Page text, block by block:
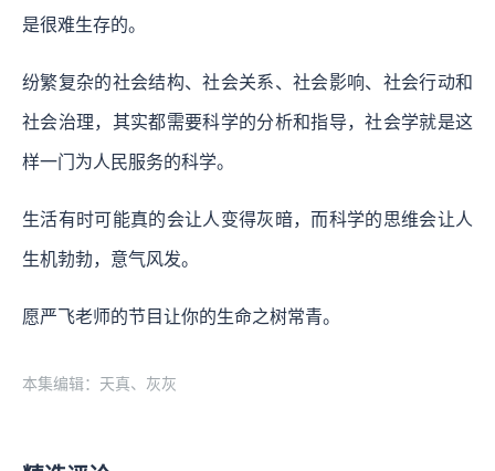
是很难生存的。
纷繁复杂的社会结构、社会关系、社会影响、社会行动和
社会治理，其实都需要科学的分析和指导，社会学就是这
样一门为人民服务的科学。
生活有时可能真的会让人变得灰暗，而科学的思维会让人
生机勃勃，意气风发。
愿严飞老师的节目让你的生命之树常青。
本集编辑：天真、灰灰